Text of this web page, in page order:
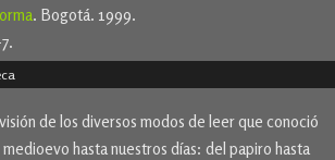
. Bogotá. 1999.
de los diversos modos de leer que conoció
hasta nuestros días: del papiro hasta